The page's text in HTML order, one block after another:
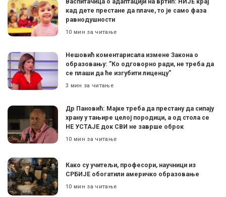
кад дете престане да плаче, то је само фаза
равнодушности
10 мин за читање
Нешовић коментарисала измене Закона о
образовању: ”Ко одговорно ради, не треба да
се плаши да ће изгубити лиценцу”
3 мин за читање
Др Пановић: Мајке треба да престану да сипају
храну у тањире целој породици, а од стола се
НЕ УСТАЈЕ док СВИ не заврше оброк
10 мин за читање
Како су учитељи, професори, научници из
СРБИЈЕ обогатили америчко образовање
10 мин за читање